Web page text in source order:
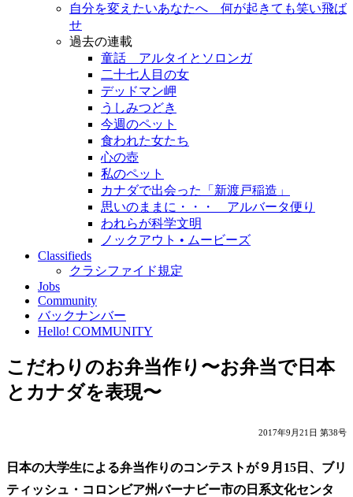
自分を変えたいあなたへ 何が起きても笑い飛ば
せ
過去の連載
童話 アルタイとソロンガ
二十七人目の女
デッドマン岬
うしみつどき
今週のペット
食われた女たち
心の壺
私のペット
カナダで出会った「新渡戸稲造」
思いのままに・・・ アルバータ便り
われらが科学文明
ノックアウト • ムービーズ
Classifieds
クラシファイド規定
Jobs
Community
バックナンバー
Hello! COMMUNITY
こだわりのお弁当作り〜お弁当で日本
とカナダを表現〜
2017年9月21日 第38号
日本の大学生による弁当作りのコンテストが９月15日、ブリ
ティッシュ・コロンビア州バーナビー市の日系文化センタ